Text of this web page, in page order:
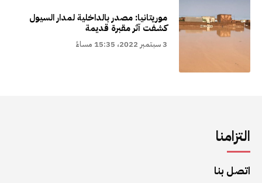
موريتانيا: مصدر بالداخلية لمدار السيول
كشفت آثر مقبرة قديمة
3 سبتمبر 2022، 15:35 مساءً
التزامنا
اتصل بنا